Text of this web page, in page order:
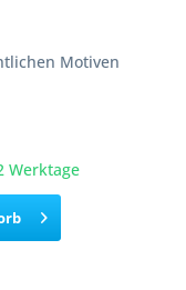
Motiven
Werktage